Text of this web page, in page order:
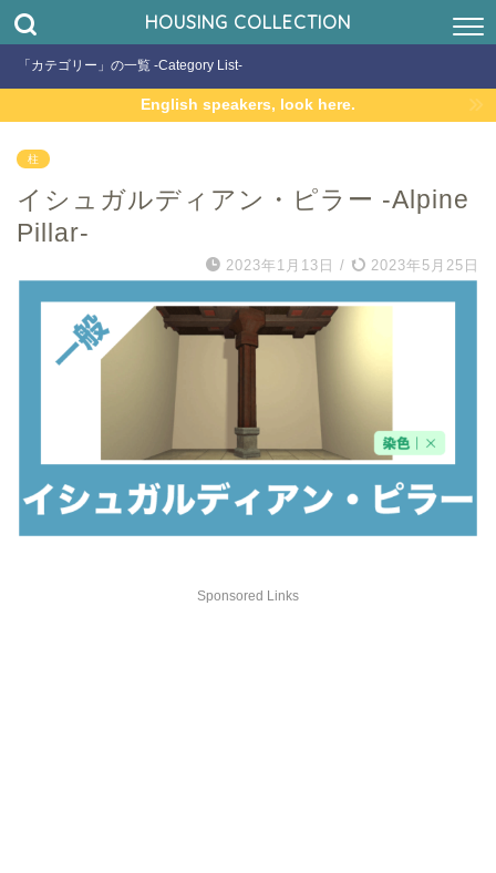
HOUSING COLLECTION
「カテゴリー」の一覧 -Category List-
English speakers, look here.
柱
イシュガルディアン・ピラー -Alpine
Pillar-
2023年1月13日 / 2023年5月25日
Sponsored Links